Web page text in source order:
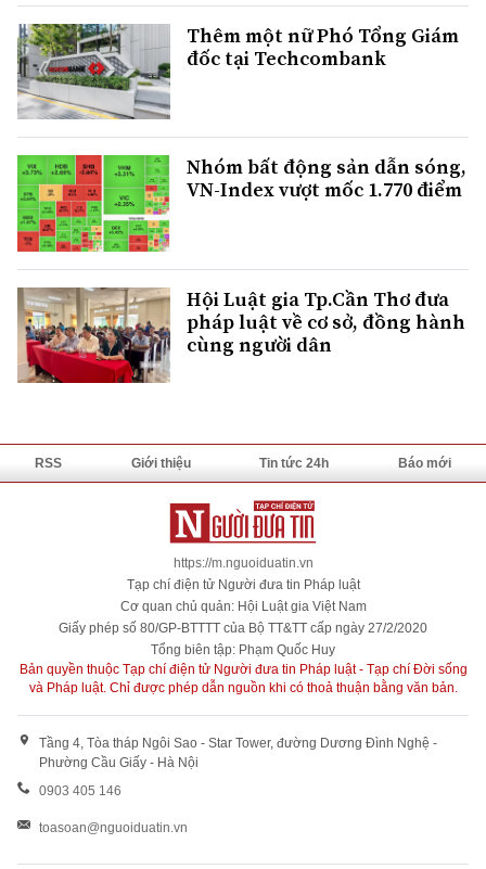
Thêm một nữ Phó Tổng Giám
đốc tại Techcombank
Nhóm bất động sản dẫn sóng,
VN-Index vượt mốc 1.770 điểm
Hội Luật gia Tp.Cần Thơ đưa
pháp luật về cơ sở, đồng hành
cùng người dân
RSS Giới thiệu Tin tức 24h Báo mới
https://m.nguoiduatin.vn
Tạp chí điện tử Người đưa tin Pháp luật
Cơ quan chủ quản: Hội Luật gia Việt Nam
Giấy phép số 80/GP-BTTTT của Bộ TT&TT cấp ngày 27/2/2020
Tổng biên tập: Phạm Quốc Huy
Bản quyền thuộc Tạp chí điện tử Người đưa tin Pháp luật - Tạp chí Đời sống
và Pháp luật. Chỉ được phép dẫn nguồn khi có thoả thuận bằng văn bản.
Tầng 4, Tòa tháp Ngôi Sao - Star Tower, đường Dương Đình Nghệ -
Phường Cầu Giấy - Hà Nội
0903 405 146
toasoan@nguoiduatin.vn